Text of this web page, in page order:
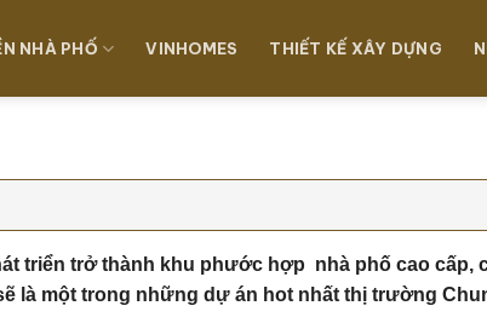
NHÀ PHỐ VINHOMES THIẾT KẾ XÂY DỰNG
triển trở thành khu phước hợp nhà phố cao cấp,
là một trong những dự án hot nhất thị trường